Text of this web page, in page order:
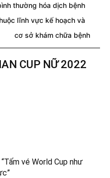
thường hóa dịch bệnh
lĩnh vực kế hoạch và
cơ sở khám chữa bệnh
CUP NỮ 2022
vé World Cup như